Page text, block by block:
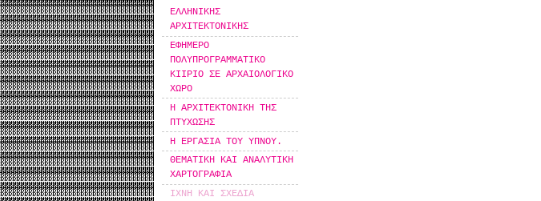
ΕΛΛΗΝΙΚΗΣ
ΑΡΧΙΤΕΚΤΟΝΙΚΗΣ
ΕΦΗΜΕΡΟ
ΠΟΛΥΠΡΟΓΡΑΜΜΑΤΙΚΟ
ΚΙΙΡΙΟ ΣΕ ΑΡΧΑΙΟΛΟΓΙΚΟ
ΧΩΡΟ
Η ΑΡΧΙΤΕΚΤΟΝΙΚΗ ΤΗΣ
ΠΤΥΧΩΣΗΣ
Η ΕΡΓΑΣΙΑ ΤΟΥ ΥΠΝΟΥ.
ΘΕΜΑΤΙΚΗ ΚΑΙ ΑΝΑΛΥΤΙΚΗ
ΧΑΡΤΟΓΡΑΦΙΑ
ΙΧΝΗ ΚΑΙ ΣΧΕΔΙΑ